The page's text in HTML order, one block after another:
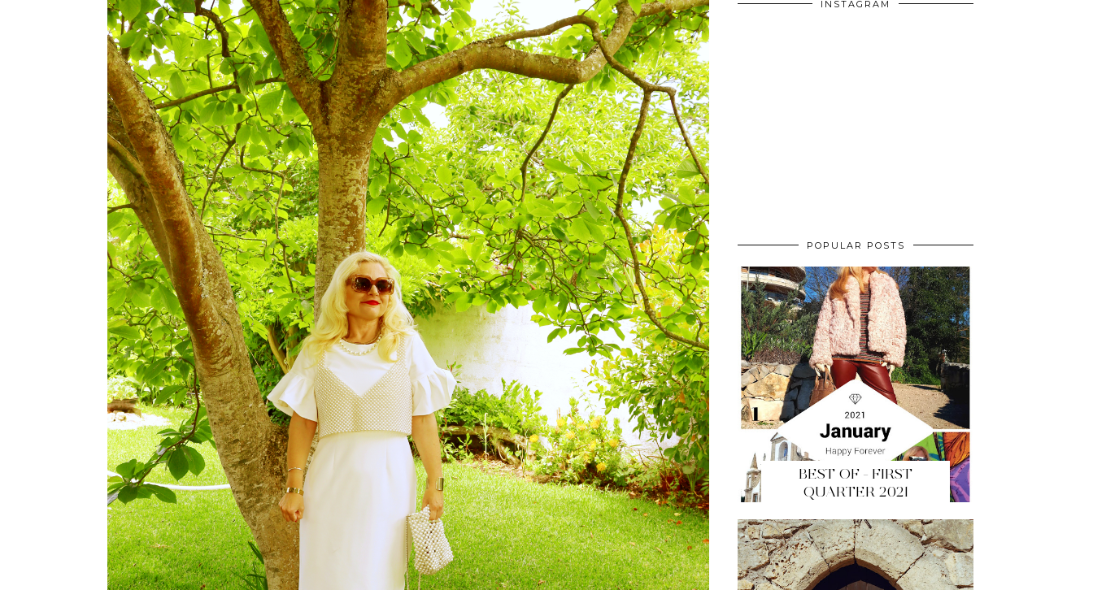
INSTAGRAM
POPULAR POSTS
BEST OF - FIRST
QUARTER 2021